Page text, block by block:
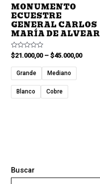
Buscar
MONUMENTO
ECUESTRE
GENERAL CARLOS
MARÍA DE ALVEAR
Valorado
en
0
de
$21.000,00–$45.000,00
Grande Mediano
Blanco Cobre